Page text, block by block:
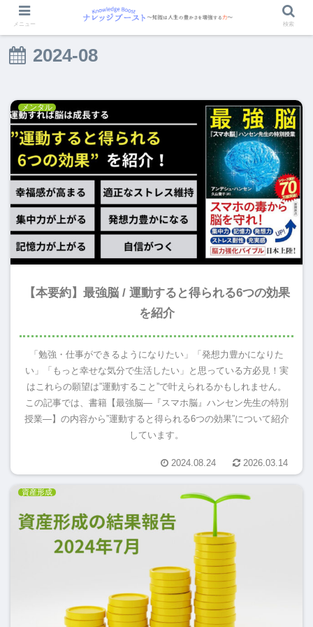
2024-08
メンタル
【本要約】最強脳 / 運動すると得られる6つの効果
を紹介
「勉強・仕事ができるようになりたい」「発想力豊かになりた
い」「もっと幸せな気分で生活したい」と思っている方必見！実
はこれらの願望は”運動すること”で叶えられるかもしれません。
この記事では、書籍【最強脳―『スマホ脳』ハンセン先生の特別
授業―】の内容から”運動すると得られる6つの効果”について紹介
しています。
2024.08.24 2026.03.14
資産形成
メニュー 検索